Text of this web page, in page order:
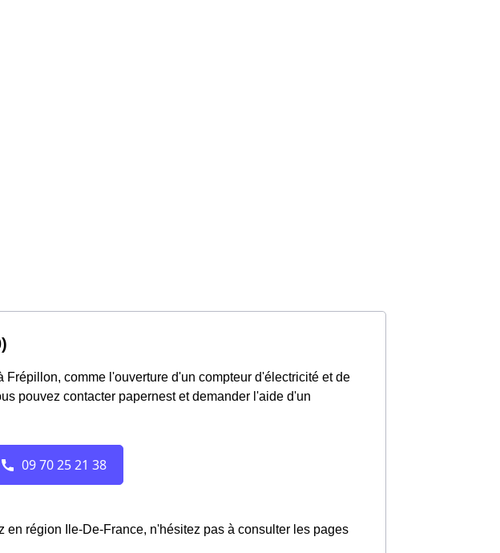
comme l'ouverture d'un compteur d'électricité et de
pouvez contacter papernest et demander l'aide d'un
en région Ile-De-France, n'hésitez pas à consulter les pages